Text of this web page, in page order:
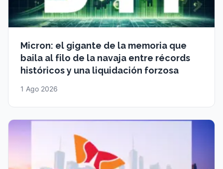
Micron: el gigante de la memoria que
baila al filo de la navaja entre récords
históricos y una liquidación forzosa
1 Ago 2026